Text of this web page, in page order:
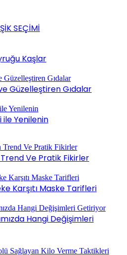
SEÇİMİ
Kaşlar
Güzelleştiren Gıdalar
Yenilenin
Ve Pratik Fikirler
Karşıtı Maske Tarifleri
Hangi Değişimleri